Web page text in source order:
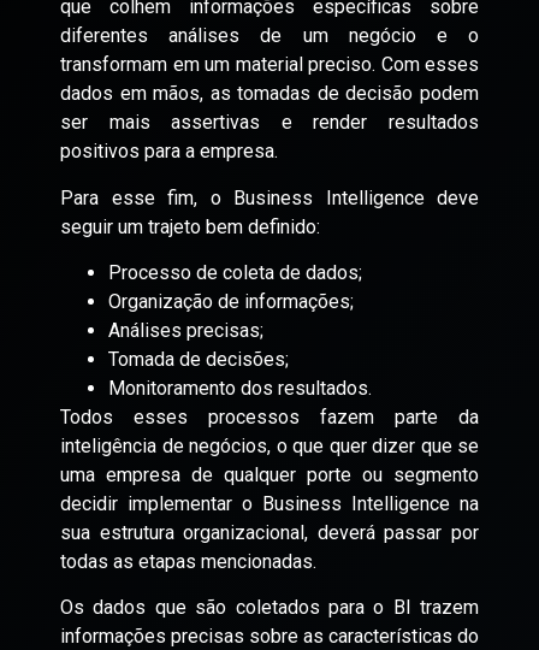
que colhem informações específicas sobre
diferentes análises de um negócio e o
transformam em um material preciso. Com esses
dados em mãos, as tomadas de decisão podem
ser mais assertivas e render resultados
positivos para a empresa.
Para esse fim, o Business Intelligence deve
seguir um trajeto bem definido:
Processo de coleta de dados;
Organização de informações;
Análises precisas;
Tomada de decisões;
Monitoramento dos resultados.
Todos esses processos fazem parte da
inteligência de negócios, o que quer dizer que se
uma empresa de qualquer porte ou segmento
decidir implementar o Business Intelligence na
sua estrutura organizacional, deverá passar por
todas as etapas mencionadas.
Os dados que são coletados para o BI trazem
informações precisas sobre as características do